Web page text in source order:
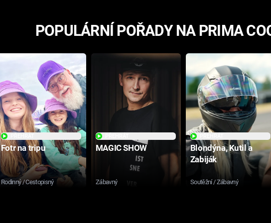
POPULÁRNÍ POŘADY NA PRIMA
Fotr na tripu
Rodinný / Cestopisný
MAGIC SHOW
Zábavný
Blondýna, Kutil a
Zabiják
Soutěžní / Zábavný